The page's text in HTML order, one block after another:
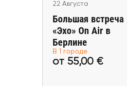
от 55,00 €
22 Августа
Большая встреча
«Эхо» On Air в
Берлине
В 1 городе
от 55,00 €